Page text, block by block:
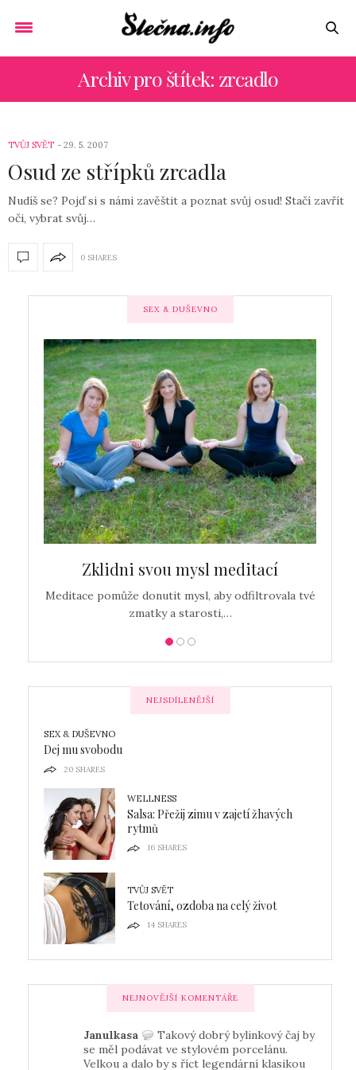
Archiv pro štítek: zrcadlo
TVŮJ SVĚT 29. 5. 2007
Osud ze střípků zrcadla
Nudíš se? Pojď si s námi zavěštit a poznat svůj osud! Stačí zavřít
oči, vybrat svůj…
0 SHARES
SEX & DUŠEVNO
Zklidni svou mysl meditací
Meditace pomůže donutit mysl, aby odfiltrovala tvé
zmatky a starosti,…
NEJSDÍLENĚJŠÍ
SEX & DUŠEVNO
Dej mu svobodu
20 SHARES
WELLNESS
Salsa: Přežij zimu v zajetí žhavých
rytmů
16 SHARES
TVŮJ SVĚT
Tetování, ozdoba na celý život
14 SHARES
NEJNOVĚJŠÍ KOMENTÁŘE
Janulkasa
Takový dobrý bylinkový čaj by
se měl podávat ve stylovém porcelánu.
Velkou a dalo by s říct legendární klasikou